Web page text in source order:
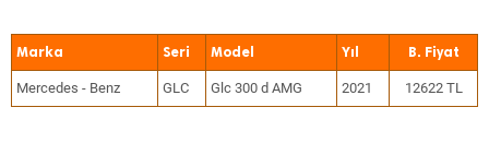
Marka Seri Model Yıl
Mercedes - Benz GLC Glc 300 d AMG 2021 12622 TL